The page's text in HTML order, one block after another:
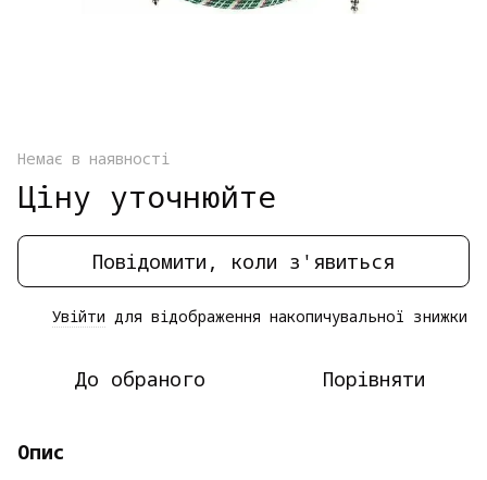
Немає в наявності
Ціну уточнюйте
Повідомити, коли з'явиться
Увійти для відображення накопичувальної знижки
До обраного Порівняти
Опис